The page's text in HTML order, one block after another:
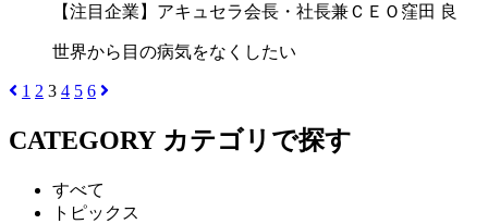
【注目企業】アキュセラ会長・社長兼ＣＥＯ窪田 良
世界から目の病気をなくしたい
1 2 3 4 5 6
CATEGORY カテゴリで探す
すべて
トピックス